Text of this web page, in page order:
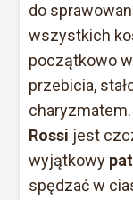
do
wszystkich
początkowo
przebicia,
Rossi jest
wyjątkowy
spędzać w